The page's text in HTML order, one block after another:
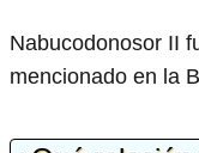
Nabucodonosor II
mencionado en la